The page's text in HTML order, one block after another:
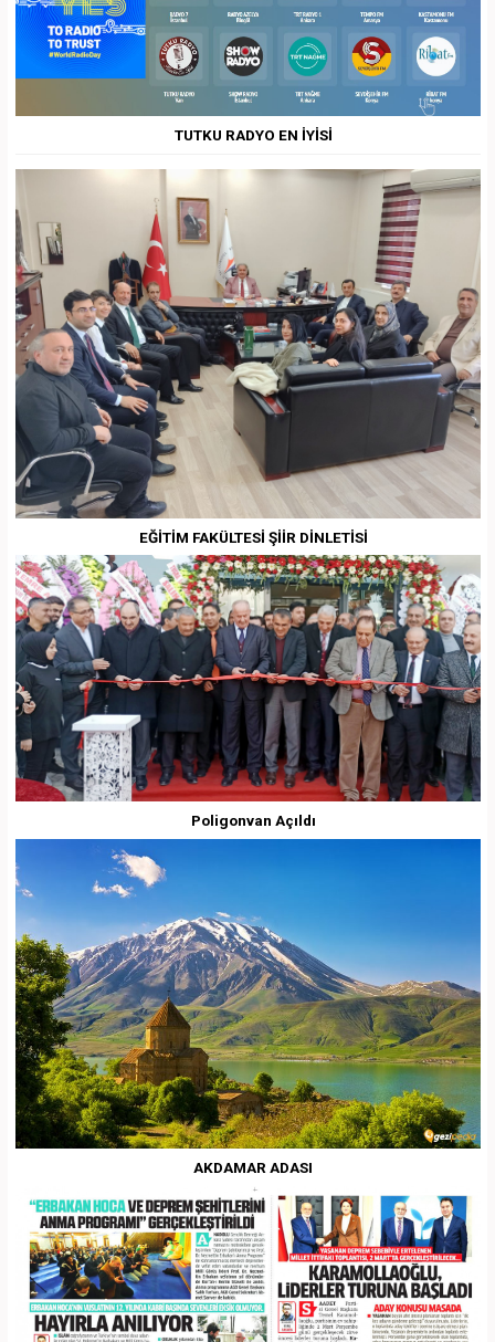
TUTKU RADYO EN İYİSİ
EĞİTİM FAKÜLTESİ ŞİİR DİNLETİSİ
Poligonvan Açıldı
AKDAMAR ADASI